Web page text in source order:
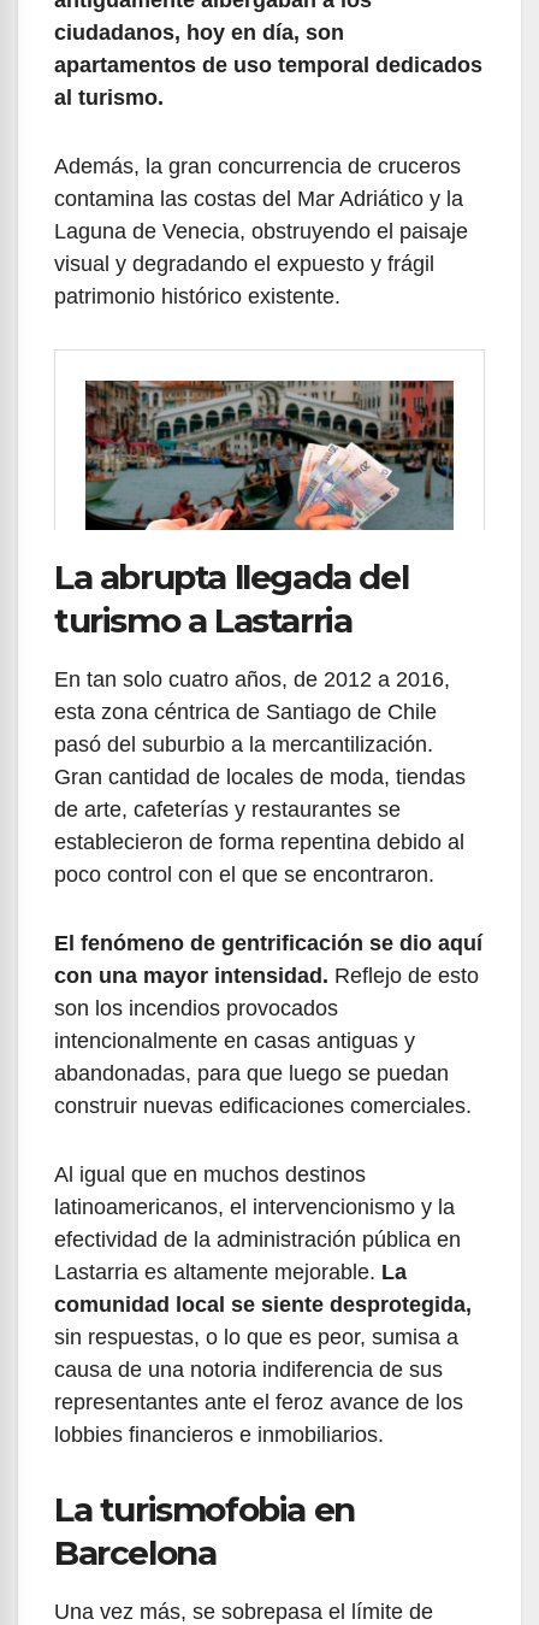
ciudadanos, hoy en día, son
apartamentos de uso temporal dedicados
al turismo.
Además, la gran concurrencia de cruceros
contamina las costas del Mar Adriático y la
Laguna de Venecia, obstruyendo el paisaje
visual y degradando el expuesto y frágil
patrimonio histórico existente.
La abrupta llegada del
turismo a Lastarria
En tan solo cuatro años, de 2012 a 2016,
esta zona céntrica de Santiago de Chile
pasó del suburbio a la mercantilización.
Gran cantidad de locales de moda, tiendas
de arte, cafeterías y restaurantes se
establecieron de forma repentina debido al
poco control con el que se encontraron.
El fenómeno de gentrificación se dio aquí
con una mayor intensidad. Reflejo de esto
son los incendios provocados
intencionalmente en casas antiguas y
abandonadas, para que luego se puedan
construir nuevas edificaciones comerciales.
Al igual que en muchos destinos
latinoamericanos, el intervencionismo y la
efectividad de la administración pública en
Lastarria es altamente mejorable. La
comunidad local se siente desprotegida,
sin respuestas, o lo que es peor, sumisa a
causa de una notoria indiferencia de sus
representantes ante el feroz avance de los
lobbies financieros e inmobiliarios.
La turismofobia en
Barcelona
Una vez más, se sobrepasa el límite de